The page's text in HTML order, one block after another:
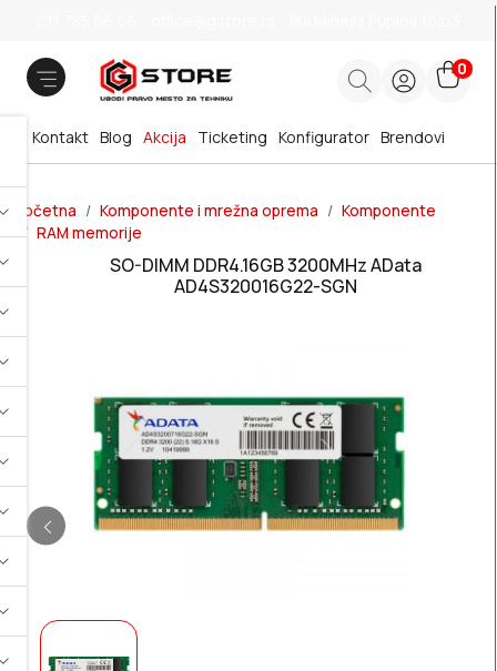
0
Brendovi
Blog Akcija
Kontakt Ticketing Konfigurator
Početna Komponente i mrežna oprema
Komponente
RAM memorije
SO-DIMM DDR4.16GB 3200MHz AData
AD4S320016G22-SGN